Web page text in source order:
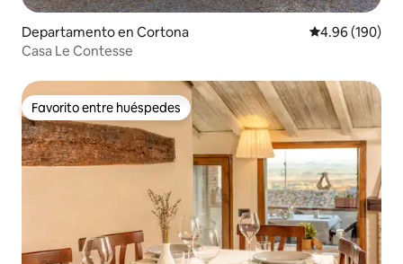
Departamento en Cortona Calificación
4.96 (190)
Casa Le Contesse
Favorito entre huéspedes
Favorito entre huéspedes